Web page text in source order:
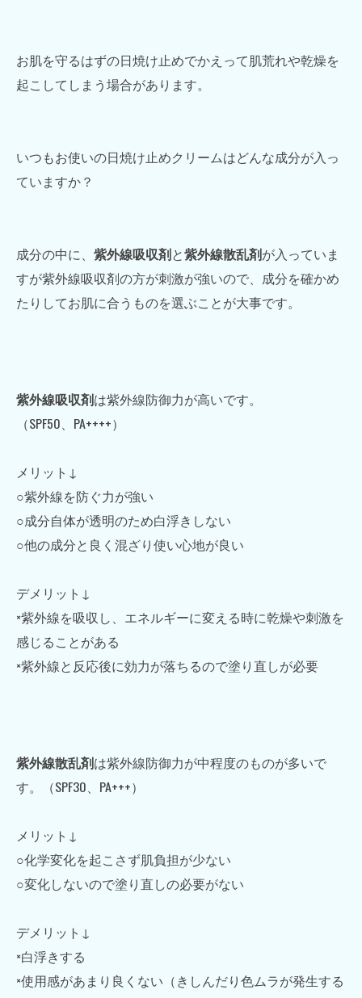
お肌を守るはずの日焼け止めでかえって肌荒れや乾燥を
起こしてしまう場合があります。
いつもお使いの日焼け止めクリームはどんな成分が入っ
ていますか？
成分の中に、 紫外線吸収剤と紫外線散乱剤が入っていま
すが紫外線吸収剤の方が刺激が強いので、成分を確かめ
たりしてお肌に合うものを選ぶことが大事です。
紫外線吸収剤は紫外線防御力が高いです。
（SPF50、PA++++）
メリット↓
○紫外線を防ぐ力が強い
○成分自体が透明のため白浮きしない
○他の成分と良く混ざり使い心地が良い
デメリット↓
×紫外線を吸収し、エネルギーに変える時に乾燥や刺激を
感じることがある
×紫外線と反応後に効力が落ちるので塗り直しが必要
紫外線散乱剤は紫外線防御力が中程度のものが多いで
す。（SPF30、PA+++）
メリット↓
○化学変化を起こさず肌負担が少ない
○変化しないので塗り直しの必要がない
デメリット↓
×白浮きする
×使用感があまり良くない（きしんだり色ムラが発生する